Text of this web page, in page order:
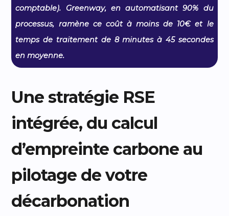
comptable). Greenway, en automatisant 90% du
processus, ramène ce coût à moins de 10€ et le
temps de traitement de 8 minutes à 45 secondes
en moyenne.
Une stratégie RSE
intégrée, du calcul
d’empreinte carbone au
pilotage de votre
décarbonation